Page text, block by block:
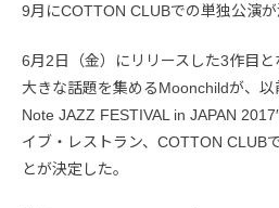
9月にCOTTON CLUBでの単独公演が
6月2日（金）にリリースした3作目
大きな話題を集めるMoonchildが、以
Note JAZZ FESTIVAL in JAPAN
イブ・レストラン、COTTON CLUB
とが決定した。